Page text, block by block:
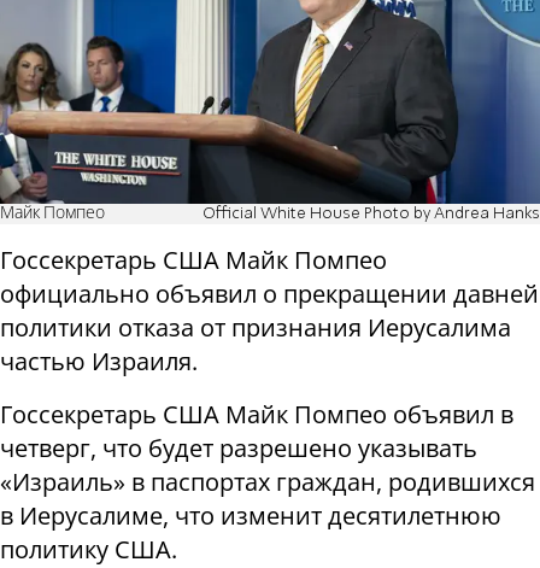
Майк Помпео Official White House Photo by Andrea Hanks
Госсекретарь США Майк Помпео
официально объявил о прекращении давней
политики отказа от признания Иерусалима
частью Израиля.
Госсекретарь США Майк Помпео объявил в
четверг, что будет разрешено указывать
«Израиль» в паспортах граждан, родившихся
в Иерусалиме, что изменит десятилетнюю
политику США.